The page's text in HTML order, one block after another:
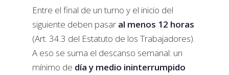
Entre el final de un turno y el inicio del
siguiente deben pasar al menos 12 horas
(Art. 34.3 del Estatuto de los Trabajadores).
A eso se suma el descanso semanal: un
mínimo de día y medio ininterrumpido